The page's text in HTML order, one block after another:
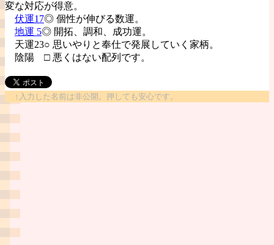
変な対応が得意。
伏運17◎ 個性が伸びる数運。
地運 5◎ 開拓、調和、成功運。
天運23○ 思いやりと奉仕で発展していく家柄。
陰陽 □ 悪くはない配列です。
↑入力した名前は非公開。押しても安心です。